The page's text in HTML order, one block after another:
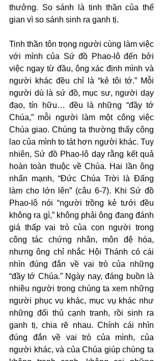
thưởng. So sánh là tinh thần của thế
gian vì so sánh sinh ra ganh tị.
Tinh thần tôn trọng người cùng làm việc
với mình của Sứ đồ Phao-lô đến bởi
việc ngay từ đầu, ông xác định mình và
người khác đều chỉ là “kẻ tôi tớ.” Mỗi
người dù là sứ đồ, mục sư, người dạy
đạo, tín hữu… đều là những “đầy tớ
Chúa,” mỗi người làm một công việc
Chúa giao. Chúng ta thường thấy công
lao của mình to tát hơn người khác. Tuy
nhiên, Sứ đồ Phao-lô dạy rằng kết quả
hoàn toàn thuộc về Chúa. Hai lần ông
nhấn mạnh, “Đức Chúa Trời là Đấng
làm cho lớn lên” (câu 6-7). Khi Sứ đồ
Phao-lô nói “người trồng kẻ tưới đều
không ra gì,” không phải ông đang đánh
giá thấp vai trò của con người trong
công tác chứng nhân, môn đệ hóa,
nhưng ông chỉ nhắc Hội Thánh có cái
nhìn đúng đắn về vai trò của những
“đầy tớ Chúa.” Ngày nay, đáng buồn là
nhiều người trong chúng ta xem những
người phục vụ khác, mục vụ khác như
những đối thủ cạnh tranh, rồi sinh ra
ganh tị, chia rẽ nhau. Chính cái nhìn
đúng đắn về vai trò của mình, của
người khác, và của Chúa giúp chúng ta